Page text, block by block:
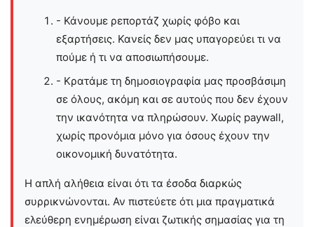
- Κάνουμε ρεπορτάζ χωρίς φόβο και
εξαρτήσεις. Κανείς δεν μας υπαγορεύει τι να
πούμε ή τι να αποσιωπήσουμε.
- Κρατάμε τη δημοσιογραφία μας προσβάσιμη
σε όλους, ακόμη και σε αυτούς που δεν έχουν
την ικανότητα να πληρώσουν. Χωρίς paywall,
χωρίς προνόμια μόνο για όσους έχουν την
οικονομική δυνατότητα.
Η απλή αλήθεια είναι ότι τα έσοδα διαρκώς
συρρικνώνονται. Αν πιστεύετε ότι μια πραγματικά
ελεύθερη ενημέρωση είναι ζωτικής σημασίας για τη